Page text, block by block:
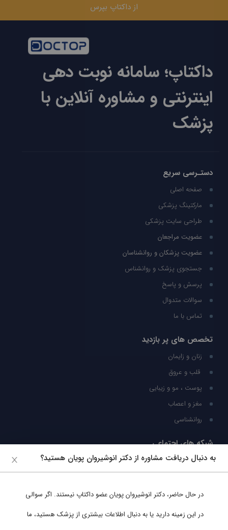
از داکتاپ بپرس
داکتاپ؛ سامانه نوبت دهی
اینترنتی و مشاوره آنلاین با
پزشک
دستـرسی سریع
صفحه اصلی
مارکتینگ پزشکی
طراحی سایت پزشکی
عضویت مراجعان
عضویت پزشکان و روانشناسان
جستجوی پزشک و روانشناس
پرسش و پاسخ
سوالات متدوال
تماس با ما
تخصص های پر بازدید
زنان و زایمان
قلب و عروق
پوست ، مو و زیبایی
مغز و اعصاب
روانشناسی
شبکه های اجتماعی
ما را در شبکه های اجتماعی دنبال کنید
به دنبال دریافت مشاوره از دکتر انوشیروان پویان هستید؟
در حال حاضر، دکتر انوشیروان پویانعضو داکتاپ نیستند. اگر سوالی
در این زمینه دارید یا به دنبال اطلاعات بیشتری از پزشک هستید، ما